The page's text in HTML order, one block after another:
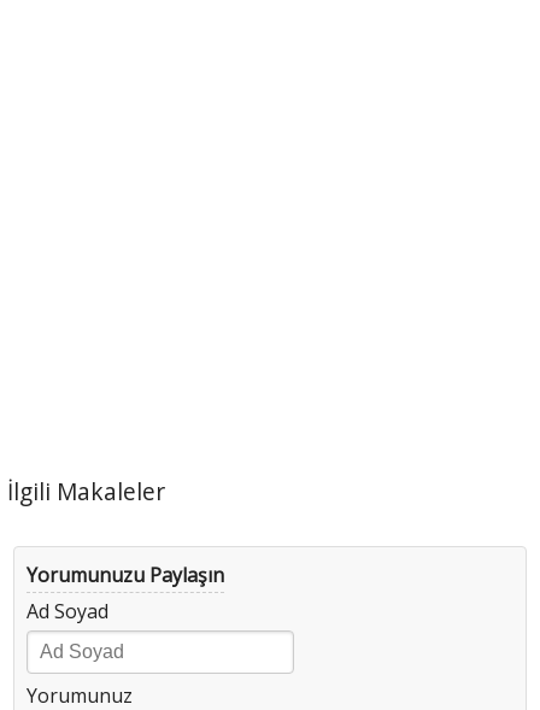
İlgili Makaleler
Yorumunuzu Paylaşın
Ad Soyad
Yorumunuz